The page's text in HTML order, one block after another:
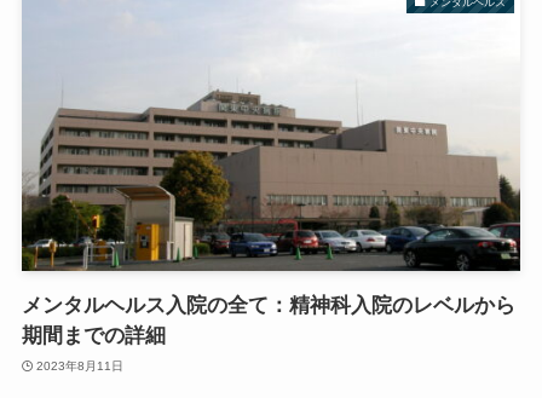
メンタルヘルス入院の全て：精神科入院のレベルから
期間までの詳細
2023年8月11日